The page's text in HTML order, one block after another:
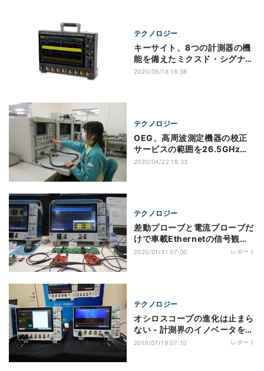
テクノロジー
キーサイト、8つの計測器の機
能を備えたミクスド・シグナ
ル・オシロを発表
2020/05/18 16:38
テクノロジー
OEG、高周波測定機器の校正
サービスの範囲を26.5GHzへ
拡大
2020/04/22 18:33
テクノロジー
差動プローブと電流プローブだ
けで車載Ethernetの信号観測
を実現する方法
2020/01/31 07:00 レポート
テクノロジー
オシロスコープの進化は止まら
ない - 計測界のイノベータを目
指すテクトロ
2019/07/19 07:10 レポート